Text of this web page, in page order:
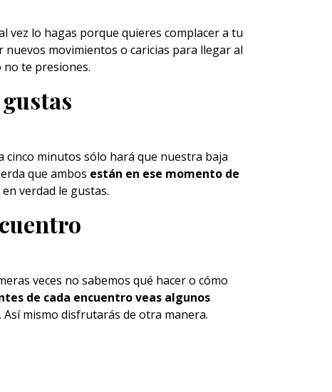
vez lo hagas porque quieres complacer a tu
nuevos movimientos o caricias para llegar al
te presiones.
minutos sólo hará que nuestra baja
que ambos están en ese momento de
verdad le gustas.
veces no sabemos qué hacer o cómo
de cada encuentro veas algunos
mismo disfrutarás de otra manera.